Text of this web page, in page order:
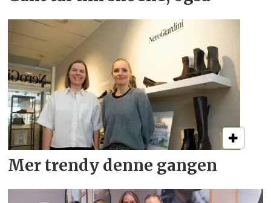
Mer trendy denne gangen